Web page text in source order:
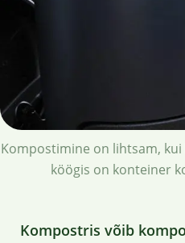
Kompostimine on lihtsam,
köögis on konteiner
Kompostris võib